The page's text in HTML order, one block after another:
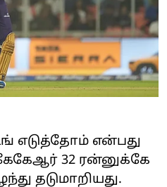
எடுத்தோம் என்பது
32 ரன்னுக்கே
தடுமாறியது.